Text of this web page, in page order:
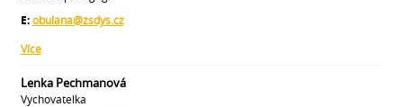
E:obulana@zsdys.cz
Více
Lenka Pechmanová
Vychovatelka